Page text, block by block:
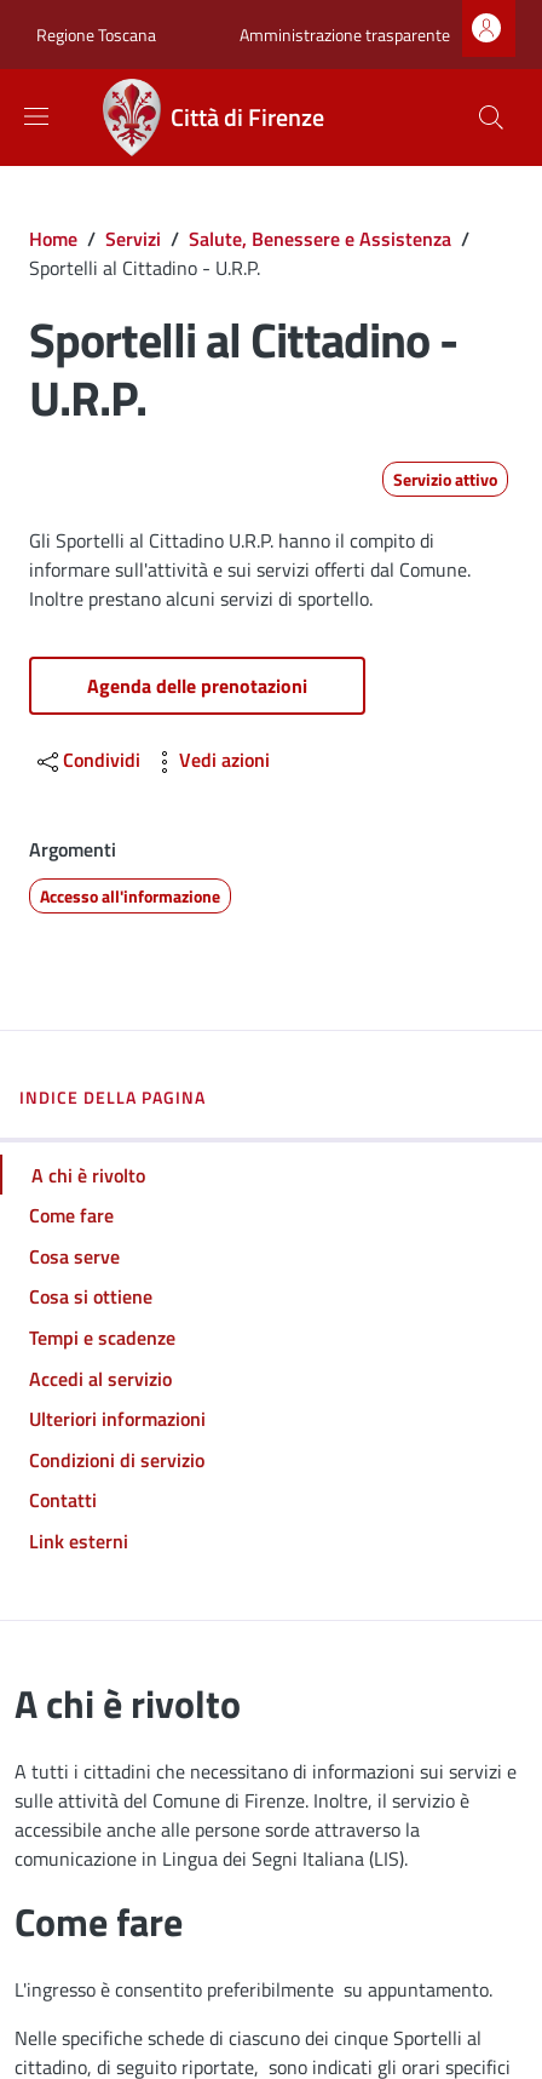
Regione Toscana Zona superiore
Amministrazione trasparente
Città di Firenze
Briciole di pane
Home / Servizi / Salute, Benessere e Assistenza /
Sportelli al Cittadino - U.R.P.
Sportelli al Cittadino -
U.R.P.
Servizio attivo
Dettagli
Gli Sportelli al Cittadino U.R.P. hanno il compito di
informare sull'attività e sui servizi offerti dal Comune.
Inoltre prestano alcuni servizi di sportello.
Agenda delle prenotazioni
Condividi Vedi azioni
Argomenti
Accesso all'informazione
INDICE DELLA PAGINA
A chi è rivolto
Come fare
Cosa serve
Cosa si ottiene
Tempi e scadenze
Accedi al servizio
Ulteriori informazioni
Condizioni di servizio
Contatti
Link esterni
A chi è rivolto
A tutti i cittadini che necessitano di informazioni sui servizi e
sulle attività del Comune di Firenze. Inoltre, il servizio è
accessibile anche alle persone sorde attraverso la
comunicazione in Lingua dei Segni Italiana (LIS).
Come fare
L'ingresso è consentito preferibilmente su appuntamento.
Nelle specifiche schede di ciascuno dei cinque Sportelli al
cittadino, di seguito riportate, sono indicati gli orari specifici